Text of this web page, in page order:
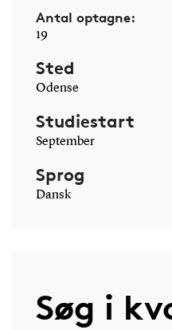
Antal optagne:
19
Sted
Odense
Studiestart
September
Sprog
Dansk
Søg i